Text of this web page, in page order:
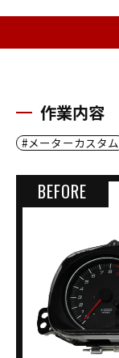
作業内容
メーターカスタム